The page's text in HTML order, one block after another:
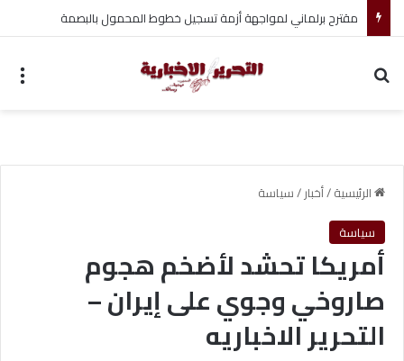
تأمين الأطباء البيطريين: خطوة لحماية المهنة ومواجهة الأزمات
الرئيسية/أخبار/سياسة
سياسة
أمريكا تحشد لأضخم هجوم
صاروخي وجوي على إيران –
التحرير الاخباريه